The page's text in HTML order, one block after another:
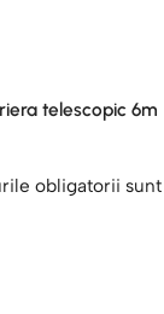
telescopic 6m
obligatorii sunt